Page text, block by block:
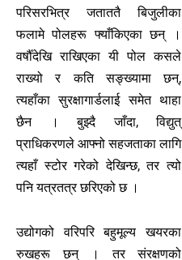
परिसरभित्र जताततै बिजुलीका
फलामे पोलहरू फ्याँकिएका छन् ।
वर्षौँदेखि राखिएका यी पोल कसले
राख्यो र कति सङ्ख्यामा छन्,
त्यहाँका सुरक्षागार्डलाई समेत थाहा
छैन । बुझ्दै जाँदा, विद्युत्
प्राधिकरणले आफ्नो सहजताका लागि
त्यहाँ स्टोर गरेको देखिन्छ, तर त्यो
पनि यत्रतत्र छरिएको छ ।
उद्योगको वरिपरि बहुमूल्य खयरका
रुखहरू छन् । तर संरक्षणको